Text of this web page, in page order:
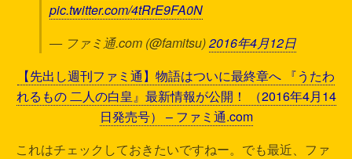
pic.twitter.com/4tRrE9FA0N
— ファミ通.com (@famitsu)2016年4月12日
【先出し週刊ファミ通】物語はついに最終章へ 『うたわ
れるもの 二人の白皇』最新情報が公開！ （2016年4月14
日発売号） – ファミ通.com
これはチェックしておきたいですねー。でも最近、ファ